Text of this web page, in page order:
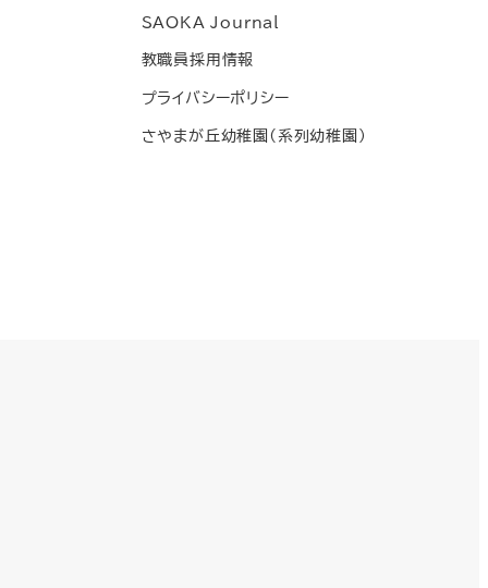
SAOKA Journal
教職員採用情報
プライバシーポリシー
さやまが丘幼稚園(系列幼稚園)